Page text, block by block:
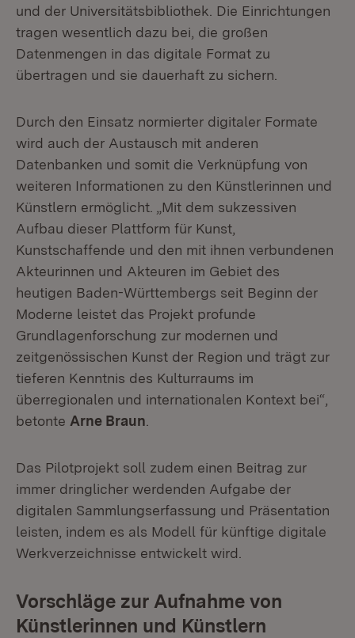
und der Universitätsbibliothek. Die Einrichtungen
tragen wesentlich dazu bei, die großen
Datenmengen in das digitale Format zu
übertragen und sie dauerhaft zu sichern.
Durch den Einsatz normierter digitaler Formate
wird auch der Austausch mit anderen
Datenbanken und somit die Verknüpfung von
weiteren Informationen zu den Künstlerinnen und
Künstlern ermöglicht. „Mit dem sukzessiven
Aufbau dieser Plattform für Kunst,
Kunstschaffende und den mit ihnen verbundenen
Akteurinnen und Akteuren im Gebiet des
heutigen Baden-Württembergs seit Beginn der
Moderne leistet das Projekt profunde
Grundlagenforschung zur modernen und
zeitgenössischen Kunst der Region und trägt zur
tieferen Kenntnis des Kulturraums im
überregionalen und internationalen Kontext bei“,
betonte Arne Braun
Das Pilotprojekt soll zudem einen Beitrag zur
immer dringlicher werdenden Aufgabe der
digitalen Sammlungserfassung und Präsentation
leisten, indem es als Modell für künftige digitale
Werkverzeichnisse entwickelt wird.
Vorschläge zur Aufnahme von
Künstlerinnen und Künstlern